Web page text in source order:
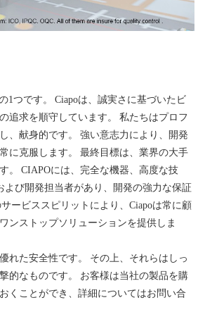
1つです。 Ciapoは、誠実さに基づいたビ
追求を順守しています。 私たちはプロフ
、献身的です。 強い意志力により、開発
に克服します。 最終目標は、業界の大手
。 CIAPOには、完全な機器、高度な技
よび開発担当者があり、開発の強力な保証
ービススピリットにより、Ciapoは常に顧
ンストップソリューションを提供しま
れた安全性です。 その上、それらはしっ
的なものです。 お客様は当社の製品を購
くことができ、詳細についてはお問い合